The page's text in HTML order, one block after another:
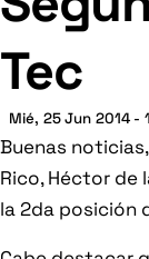
de
Tec
Mié, 25 Jun 2014 -
Buenas
Rico, Héctor de
la 2da posición